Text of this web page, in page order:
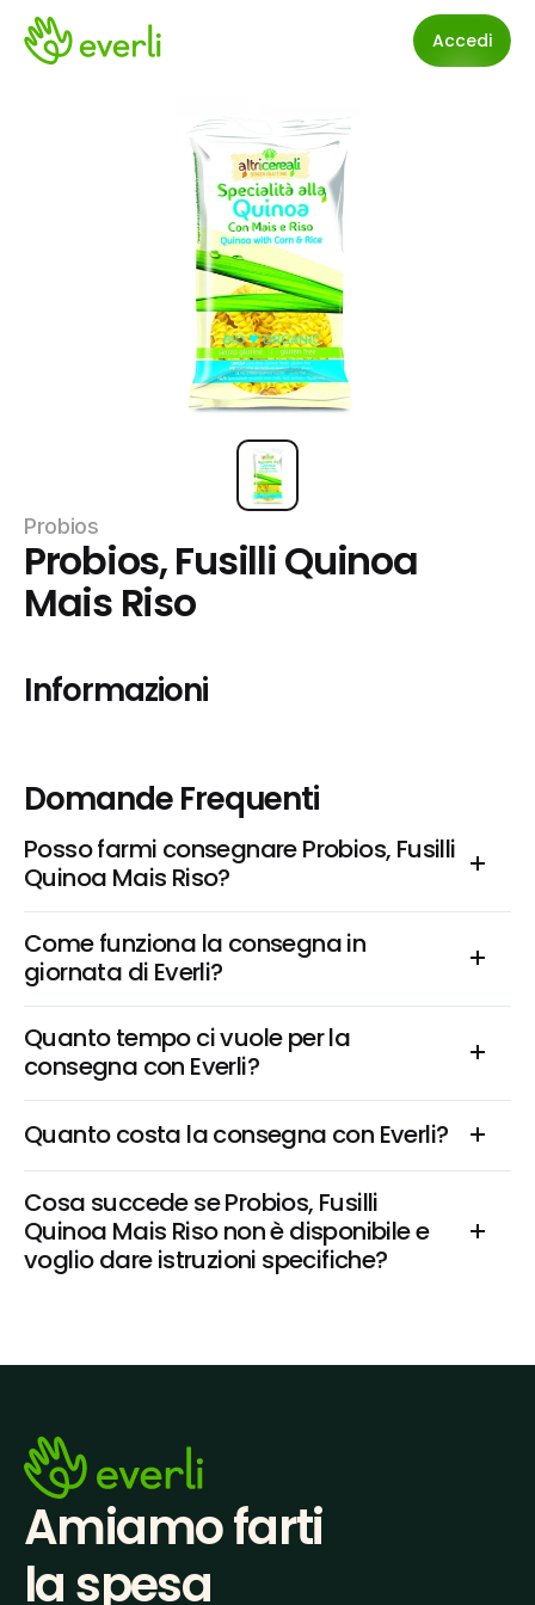
Accedi
Probios
Probios, Fusilli Quinoa
Mais Riso
Informazioni
Domande Frequenti
Posso farmi consegnare Probios, Fusilli
Quinoa Mais Riso?
Come funziona la consegna in
giornata di Everli?
Quanto tempo ci vuole per la
consegna con Everli?
Quanto costa la consegna con Everli?
Cosa succede se Probios, Fusilli
Quinoa Mais Riso non è disponibile e
voglio dare istruzioni specifiche?
Amiamo farti
la spesa